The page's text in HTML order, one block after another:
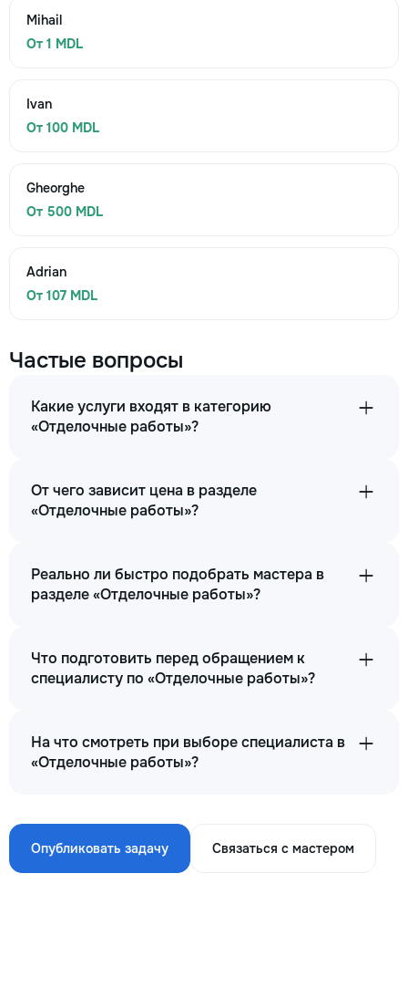
Mihail
От 1 MDL
Ivan
От 100 MDL
Gheorghe
От 500 MDL
Adrian
От 107 MDL
Частые вопросы
Какие услуги входят в категорию
«Отделочные работы»?
От чего зависит цена в разделе
«Отделочные работы»?
Реально ли быстро подобрать мастера в
разделе «Отделочные работы»?
Что подготовить перед обращением к
специалисту по «Отделочные работы»?
На что смотреть при выборе специалиста в
«Отделочные работы»?
Опубликовать задачу Связаться с мастером